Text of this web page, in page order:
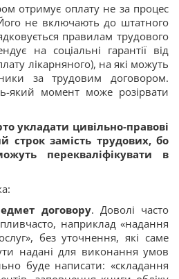
отримує оплату не за процес
не включають до штатного
правилам трудового
на соціальні гарантії від
лікарняного), на які можуть
за трудовим договором.
який момент може розірвати
укладати цивільно-правові
строк замість трудових, бо
перекваліфікувати в
договору. Доволі часто
наприклад «надання
без уточнення, які саме
надані для виконання умов
буде написати: «складання